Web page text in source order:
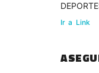
Ir a Link